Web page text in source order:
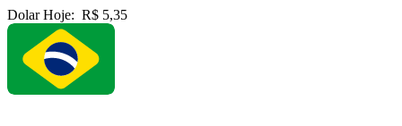
Dolar Hoje: R$ 5,35